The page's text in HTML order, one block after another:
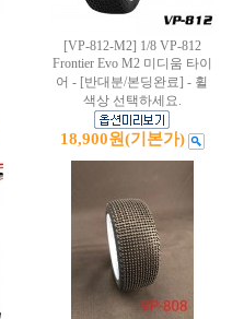
[VP-812-M2] 1/8 VP-812
Frontier Evo M2 미디움 타이
어 - [반대분/본딩완료] - 휠
색상 선택하세요.
18,900원(기본가)